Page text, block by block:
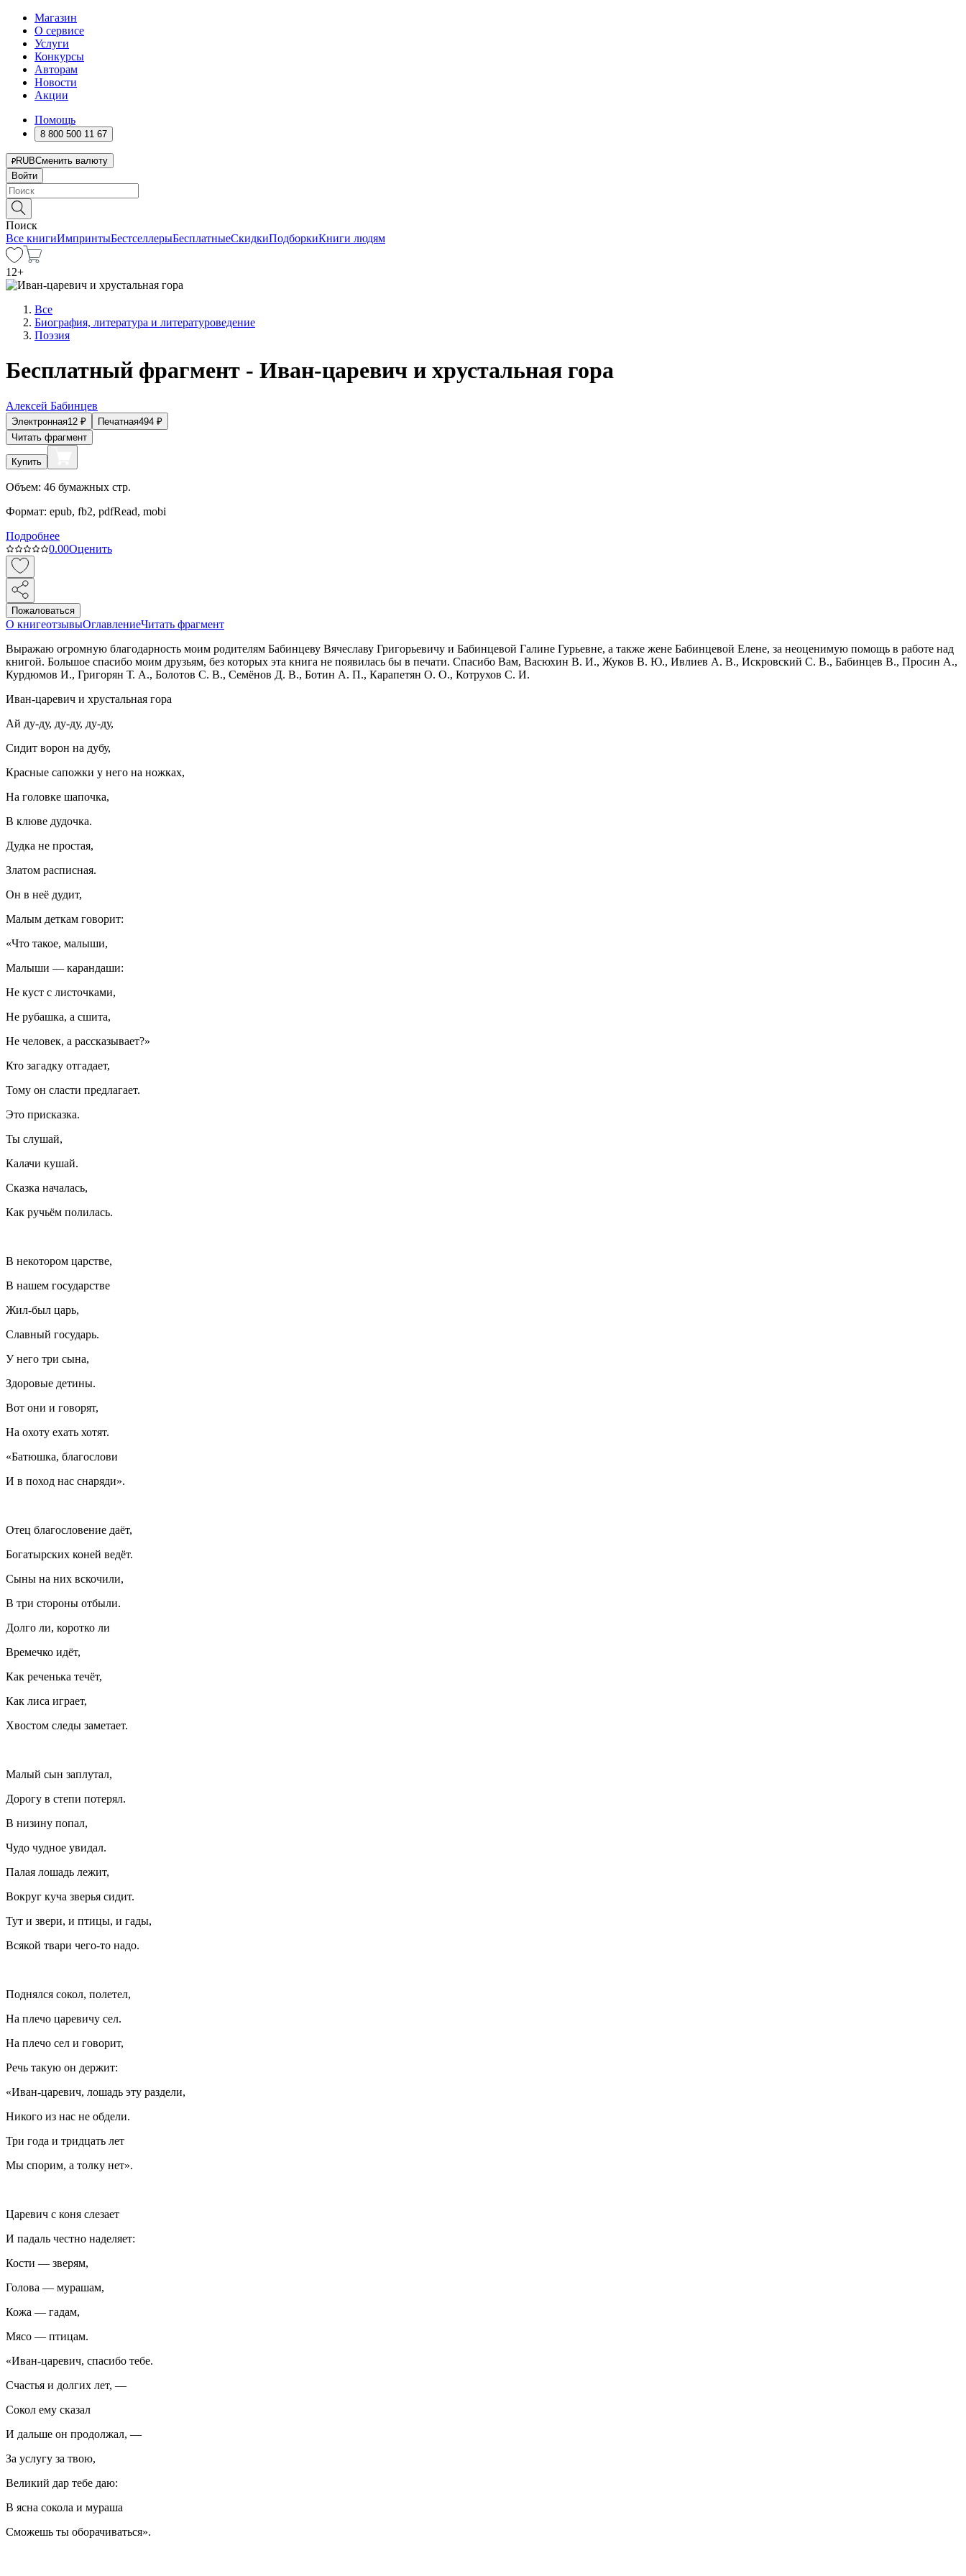
Магазин
О сервисе
Услуги
Конкурсы
Авторам
Новости
Акции
Помощь
8 800 500 11 67
RUBСменить валюту
Войти
Поиск
Все книгиИмпринтыБестселлерыБесплатныеСкидкиПодборкиКниги людям
12+
Все
Биография, литература и литературоведение
Поэзия
Бесплатный фрагмент - Иван-царевич и хрустальная гора
Алексей Бабинцев
Электронная12 ₽ Печатная494 ₽
Читать фрагмент
Купить
Объем: 46 бумажных стр.
Формат: epub, fb2, pdfRead, mobi
Подробнее
0.00Оценить
Пожаловаться
О книгеотзывыОглавлениеЧитать фрагмент
Выражаю огромную благодарность моим родителям Бабинцеву Вячеславу Григорьевичу и Бабинцевой Галине Гурьевне, а также жене Бабинцевой Елене, за неоценимую помощь в работе над
книгой. Большое спасибо моим друзьям, без которых эта книга не появилась бы в печати. Спасибо Вам, Васюхин В. И., Жуков В. Ю., Ивлиев А. В., Искровский С. В., Бабинцев В., Просин А.,
Курдюмов И., Григорян Т. А., Болотов С. В., Семёнов Д. В., Ботин А. П., Карапетян О. О., Котрухов С. И.
Иван-царевич и хрустальная гора
Ай ду-ду, ду-ду, ду-ду,
Сидит ворон на дубу,
Красные сапожки у него на ножках,
На головке шапочка,
В клюве дудочка.
Дудка не простая,
Златом расписная.
Он в неё дудит,
Малым деткам говорит:
«Что такое, малыши,
Малыши — карандаши:
Не куст с листочками,
Не рубашка, а сшита,
Не человек, а рассказывает?»
Кто загадку отгадает,
Тому он сласти предлагает.
Это присказка.
Ты слушай,
Калачи кушай.
Сказка началась,
Как ручьём полилась.
В некотором царстве,
В нашем государстве
Жил-был царь,
Славный государь.
У него три сына,
Здоровые детины.
Вот они и говорят,
На охоту ехать хотят.
«Батюшка, благослови
И в поход нас снаряди».
Отец благословение даёт,
Богатырских коней ведёт.
Сыны на них вскочили,
В три стороны отбыли.
Долго ли, коротко ли
Времечко идёт,
Как реченька течёт,
Как лиса играет,
Хвостом следы заметает.
Малый сын заплутал,
Дорогу в степи потерял.
В низину попал,
Чудо чудное увидал.
Палая лошадь лежит,
Вокруг куча зверья сидит.
Тут и звери, и птицы, и гады,
Всякой твари чего-то надо.
Поднялся сокол, полетел,
На плечо царевичу сел.
На плечо сел и говорит,
Речь такую он держит:
«Иван-царевич, лошадь эту раздели,
Никого из нас не обдели.
Три года и тридцать лет
Мы спорим, а толку нет».
Царевич с коня слезает
И падаль честно наделяет:
Кости — зверям,
Голова — мурашам,
Кожа — гадам,
Мясо — птицам.
«Иван-царевич, спасибо тебе.
Счастья и долгих лет, —
Сокол ему сказал
И дальше он продолжал, —
За услугу за твою,
Великий дар тебе даю:
В ясна сокола и мураша
Сможешь ты оборачиваться».